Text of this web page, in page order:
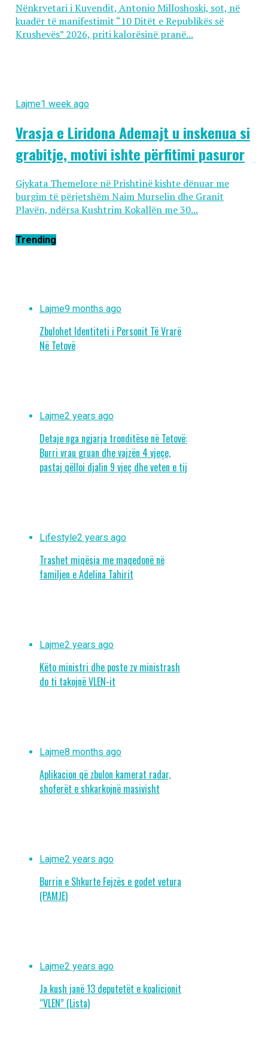
Nënkryetari i Kuvendit, Antonio Milloshoski, sot, në
kuadër të manifestimit “10 Ditët e Republikës së
Krushevës” 2026, priti kalorësinë pranë...
Lajme1 week ago
Vrasja e Liridona Ademajt u inskenua si
grabitje, motivi ishte përfitimi pasuror
Gjykata Themelore në Prishtinë kishte dënuar me
burgim të përjetshëm Naim Murselin dhe Granit
Plavën, ndërsa Kushtrim Kokallën me 30...
Trending
Lajme9 months ago
Zbulohet Identiteti i Personit Të Vrarë
Në Tetovë
Lajme2 years ago
Detaje nga ngjarja tronditëse në Tetovë:
Burri vrau gruan dhe vajzën 4 vjeçe,
pastaj qëlloi djalin 9 vjeç dhe veten e tij
Lifestyle2 years ago
Trashet miqësia me maqedonë në
familjen e Adelina Tahirit
Lajme2 years ago
Këto ministri dhe poste zv ministrash
do ti takojnë VLEN-it
Lajme8 months ago
Aplikacion që zbulon kamerat radar,
shoferët e shkarkojnë masivisht
Lajme2 years ago
Burrin e Shkurte Fejzës e godet vetura
(PAMJE)
Lajme2 years ago
Ja kush janë 13 deputetët e koalicionit
“VLEN” (Lista)